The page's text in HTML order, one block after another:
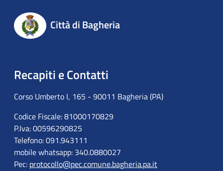
Città di Bagheria
Recapiti e Contatti
Corso Umberto I, 165 - 90011 Bagheria (PA)
Codice Fiscale: 81000170829
P.Iva: 00596290825
Telefono: 091.943111
mobile whatsapp: 340.0880027
Pec: protocollo@pec.comune.bagheria.pa.it